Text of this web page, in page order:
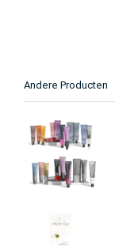
Andere Producten